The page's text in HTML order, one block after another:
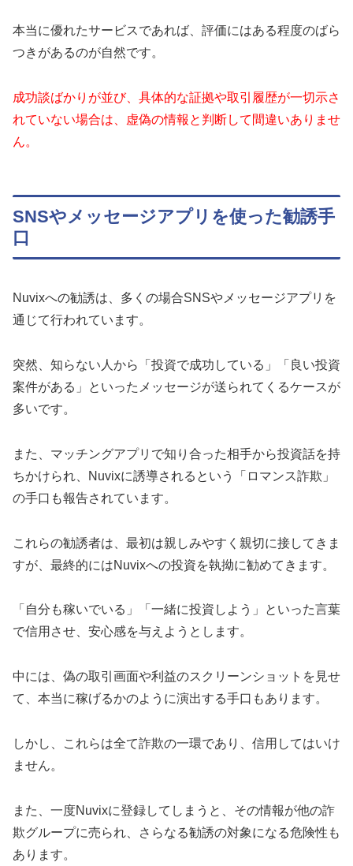
本当に優れたサービスであれば、評価にはある程度のばら
つきがあるのが自然です。
成功談ばかりが並び、具体的な証拠や取引履歴が一切示さ
れていない場合は、虚偽の情報と判断して間違いありませ
ん。
SNSやメッセージアプリを使った勧誘手
口
Nuvixへの勧誘は、多くの場合SNSやメッセージアプリを
通じて行われています。
突然、知らない人から「投資で成功している」「良い投資
案件がある」といったメッセージが送られてくるケースが
多いです。
また、マッチングアプリで知り合った相手から投資話を持
ちかけられ、Nuvixに誘導されるという「ロマンス詐欺」
の手口も報告されています。
これらの勧誘者は、最初は親しみやすく親切に接してきま
すが、最終的にはNuvixへの投資を執拗に勧めてきます。
「自分も稼いでいる」「一緒に投資しよう」といった言葉
で信用させ、安心感を与えようとします。
中には、偽の取引画面や利益のスクリーンショットを見せ
て、本当に稼げるかのように演出する手口もあります。
しかし、これらは全て詐欺の一環であり、信用してはいけ
ません。
また、一度Nuvixに登録してしまうと、その情報が他の詐
欺グループに売られ、さらなる勧誘の対象になる危険性も
あります。